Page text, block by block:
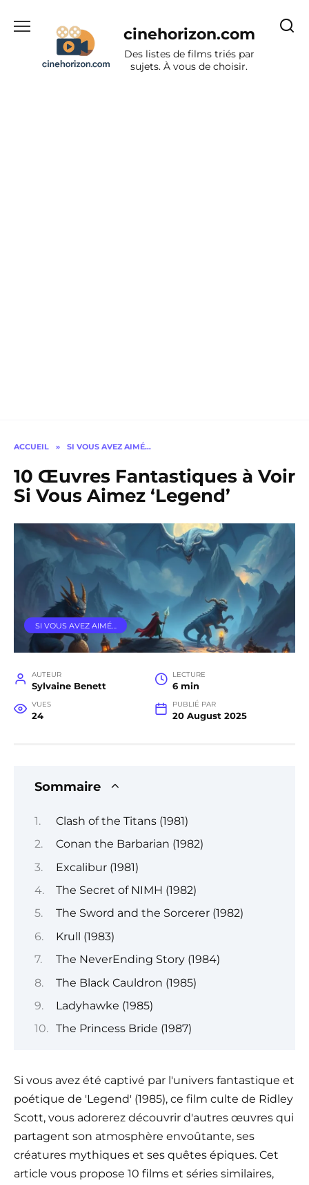
cinehorizon.com
Des listes de films triés par
sujets. À vous de choisir.
ACCUEIL » SI VOUS AVEZ AIMÉ…
10 Œuvres Fantastiques à Voir
Si Vous Aimez ‘Legend’
SI VOUS AVEZ AIMÉ…
AUTEUR
Sylvaine Benett
LECTURE
6 min
VUES
24
PUBLIÉ PAR
20 August 2025
Sommaire
Clash of the Titans (1981)
Conan the Barbarian (1982)
Excalibur (1981)
The Secret of NIMH (1982)
The Sword and the Sorcerer (1982)
Krull (1983)
The NeverEnding Story (1984)
The Black Cauldron (1985)
Ladyhawke (1985)
The Princess Bride (1987)
Si vous avez été captivé par l'univers fantastique et
poétique de 'Legend' (1985), ce film culte de Ridley
Scott, vous adorerez découvrir d'autres œuvres qui
partagent son atmosphère envoûtante, ses
créatures mythiques et ses quêtes épiques. Cet
article vous propose 10 films et séries similaires,